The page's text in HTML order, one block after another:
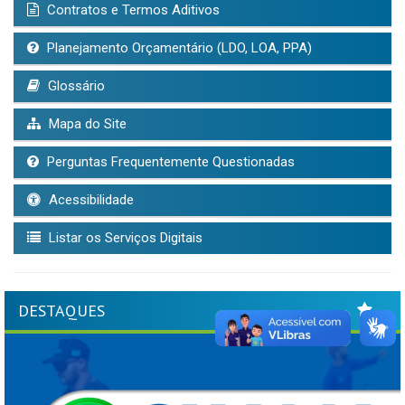
Contratos e Termos Aditivos
Planejamento Orçamentário (LDO, LOA, PPA)
Glossário
Mapa do Site
Perguntas Frequentemente Questionadas
Acessibilidade
Listar os Serviços Digitais
DESTAQUES